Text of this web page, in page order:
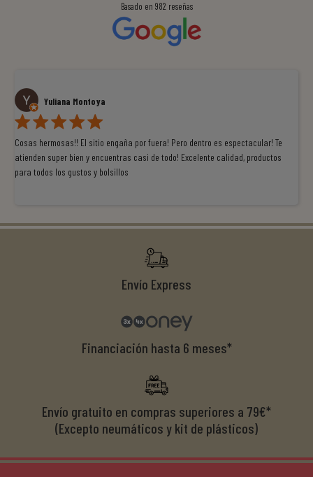
Basado en 982reseñas
Yuliana Montoya
Cosas hermosas!! El sitio engaña por fuera! Pero dentro es espectacular! Te
atienden super bien y encuentras casi de todo! Excelente calidad, productos
para todos los gustos y bolsillos
Envío Express
Financiación hasta 6 meses*
Envío gratuito en compras superiores a 79€*
(Excepto neumáticos y kit de plásticos)